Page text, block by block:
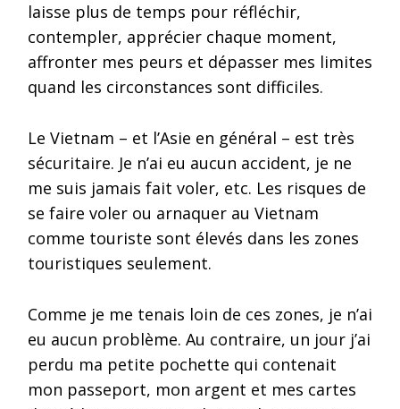
laisse plus de temps pour réfléchir,
contempler, apprécier chaque moment,
affronter mes peurs et dépasser mes limites
quand les circonstances sont difficiles.
Le Vietnam – et l’Asie en général – est très
sécuritaire. Je n’ai eu aucun accident, je ne
me suis jamais fait voler, etc. Les risques de
se faire voler ou arnaquer au Vietnam
comme touriste sont élevés dans les zones
touristiques seulement.
Comme je me tenais loin de ces zones, je n’ai
eu aucun problème. Au contraire, un jour j’ai
perdu ma petite pochette qui contenait
mon passeport, mon argent et mes cartes